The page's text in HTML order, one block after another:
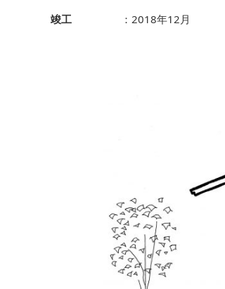
竣工 ：2018年12月